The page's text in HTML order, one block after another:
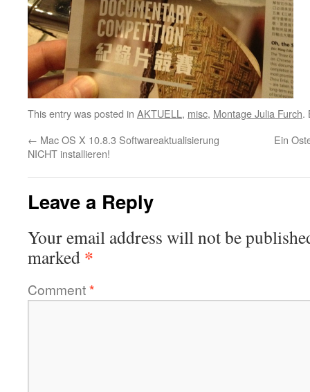
This entry was posted in AKTUELL , misc, Montage Julia Furch.
← Mac OS X 10.8.3 Softwareaktualisierung
NICHT installieren!
Ein
Leave a Reply
Your email address will not be
marked *
Comment*